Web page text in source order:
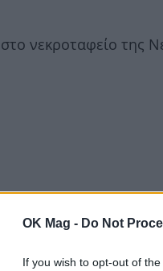
OK Mag - Do Not
If you wish to opt-out of
νεκροταφείο της